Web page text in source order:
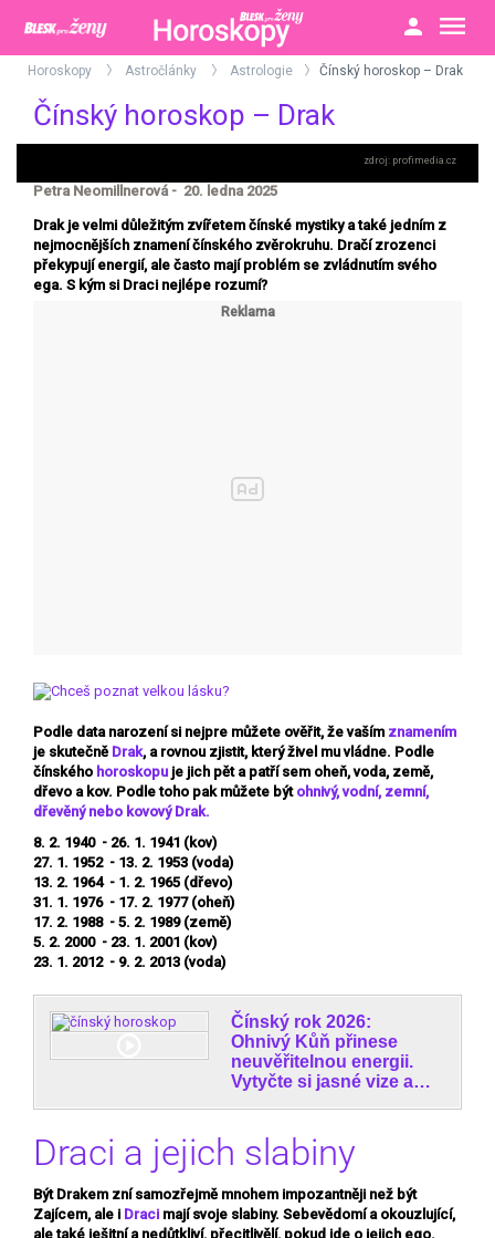
Horoskopy Astročlánky Astrologie
> Čínský horoskop – Drak
Čínský horoskop – Drak
profimedia.cz
Petra Neomillnerová - 20. ledna 2025
Drak je velmi důležitým zvířetem čínské mystiky a také jedním z
nejmocnějších znamení čínského zvěrokruhu. Dračí zrozenci
překypují energií, ale často mají problém se zvládnutím svého
ega. S kým si Draci nejlépe rozumí?
Podle data narození si nejpre můžete ověřit, že vaším znamením
je skutečně Drak, a rovnou zjistit, který živel mu vládne. Podle
čínského horoskopu je jich pět a patří sem oheň, voda, země,
dřevo a kov. Podle toho pak můžete být ohnivý, vodní, zemní,
dřevěný nebo kovový Drak.
8. 2. 1940 - 26. 1. 1941 (kov)
27. 1. 1952 - 13. 2. 1953 (voda)
13. 2. 1964 - 1. 2. 1965 (dřevo)
31. 1. 1976 - 17. 2. 1977 (oheň)
17. 2. 1988 - 5. 2. 1989 (země)
5. 2. 2000 - 23. 1. 2001 (kov)
23. 1. 2012 - 9. 2. 2013 (voda)
Čínský rok 2026:
Ohnivý Kůň přinese
neuvěřitelnou energii.
Vytyčte si jasné vize a…
Draci a jejich slabiny
Být Drakem zní samozřejmě mnohem impozantněji než být
Zajícem, ale i Draci mají svoje slabiny. Sebevědomí a okouzlující,
ale také ješitní a nedůtkliví, přecitlivělí, pokud jde o jejich ego,